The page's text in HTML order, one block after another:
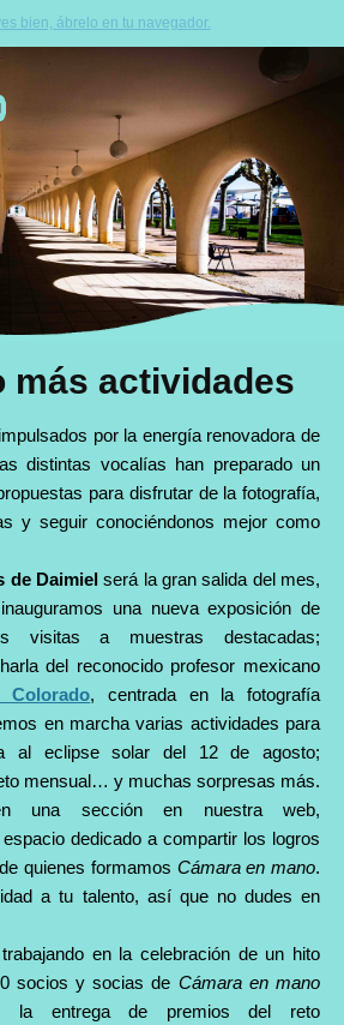
bien, ábrelo en tu navegador.
más actividades
por la energía renovadora de
distintas vocalías han preparado un
para disfrutar de la fotografía,
y seguir conociéndonos mejor como
de Daimiel será la gran salida del mes,
una nueva exposición de
visitas a muestras destacadas;
del reconocido profesor mexicano
Colorado, centrada en la fotografía
en marcha varias actividades para
al eclipse solar del 12 de agosto;
mensual… y muchas sorpresas más.
una sección en nuestra web,
dedicado a compartir los logros
quienes formamos Cámara en mano.
a tu talento, así que no dudes en
en la celebración de un hito
socios y socias de Cámara en mano
la entrega de premios del reto